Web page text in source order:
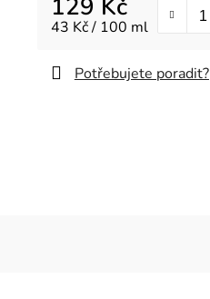
129 Kč
Měrná cena:
43 Kč / 100 ml
Potřebujete poradit?